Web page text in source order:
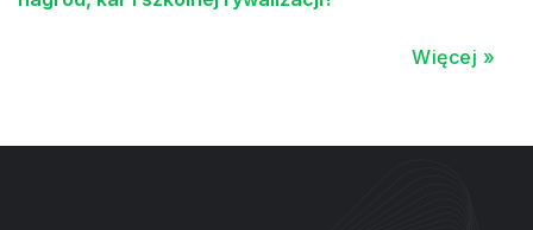
Więcej »